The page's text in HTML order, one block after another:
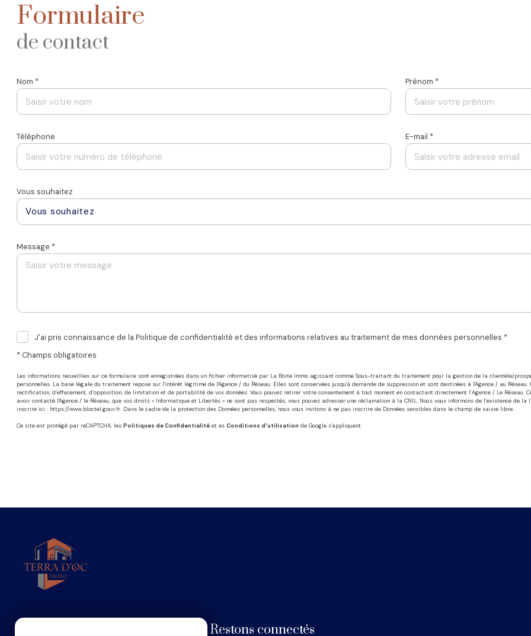
Formulaire
de contact
Nom * Prénom *
Téléphone E-mail *
Vous souhaitez
Vous souhaitez
Message *
J'ai pris connaissance de la Politique de confidentialité et des informations relatives au traitement de mes données personnelles *
* Champs obligatoires
Les informations recueillies sur ce formulaire sont enregistrées dans un fichier informatisé par La Boite Immo agissant comme Sous-traitant du traitement pour la gestion de la clientèle/
personnelles. La base légale du traitement repose sur l'intérêt légitime de l'Agence / du Réseau. Elles sont conservées jusqu'à demande de suppression et sont destinées à l'Agence / au
rectification, d’effacement, d’opposition, de limitation et de portabilité de vos données. Vous pouvez retirer votre consentement à tout moment en contactant directement l’Agence / Le Réseau.
avoir contacté l'Agence / le Réseau, que vos droits « Informatique et Libertés » ne sont pas respectés, vous pouvez adresser une réclamation à la CNIL. Nous vous informons de l’existence de
inscrire ici : https://www.bloctel.gouv.fr. Dans le cadre de la protection des Données personnelles, nous vous invitons à ne pas inscrire de Données sensibles dans le champ de saisie libre.
Ce site est protégé par reCAPTCHA, les Politiques de Confidentialité et es Conditions d'utilisation de Google s'appliquent.
Restons connectés